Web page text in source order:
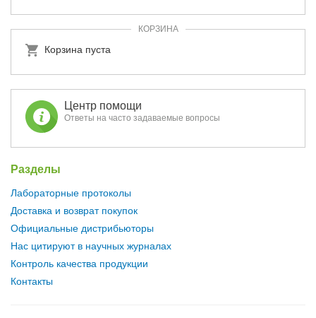
КОРЗИНА
Корзина пуста
Центр помощи
Ответы на часто задаваемые вопросы
Разделы
Лабораторные протоколы
Доставка и возврат покупок
Официальные дистрибьюторы
Нас цитируют в научных журналах
Контроль качества продукции
Контакты